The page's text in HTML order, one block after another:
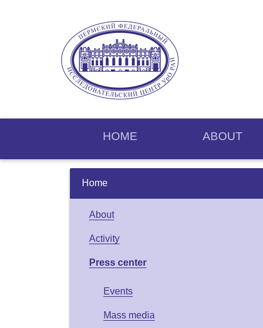
HOME ABOUT
Home
About
Activity
Press center
Events
Mass media